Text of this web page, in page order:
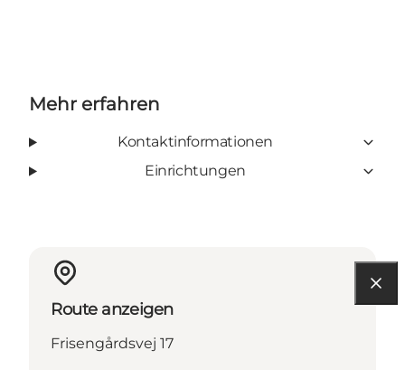
Mehr erfahren
Kontaktinformationen
Einrichtungen
Route anzeigen
Frisengårdsvej 17